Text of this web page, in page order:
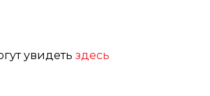
увидеть здесь